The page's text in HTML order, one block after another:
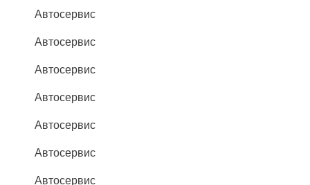
Автосервис
Автосервис
Автосервис
Автосервис
Автосервис
Автосервис
Автосервис